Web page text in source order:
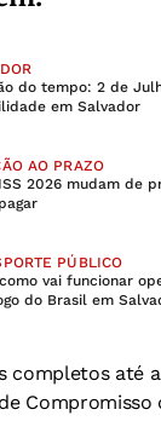
do tempo: 2 de
em Salvador
AO PRAZO
2026 mudam de
PÚBLICO
vai funcionar
do Brasil em
completos até
Compromisso